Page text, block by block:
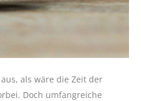
als wäre die Zeit der
Doch umfangreiche